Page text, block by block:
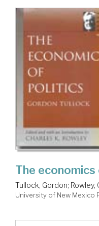
The
Tullock, Gordon; Rowley,
University of New Mexico